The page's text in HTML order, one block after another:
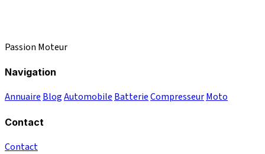
Passion Moteur
Navigation
Annuaire BlogAutomobile BatterieCompresseurMoto
Contact
Contact